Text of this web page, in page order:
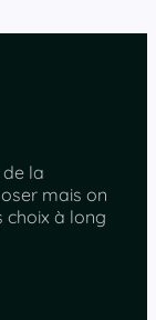
la
mais on
choix à long